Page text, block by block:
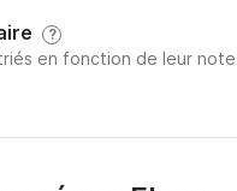
?
en fonction de leur